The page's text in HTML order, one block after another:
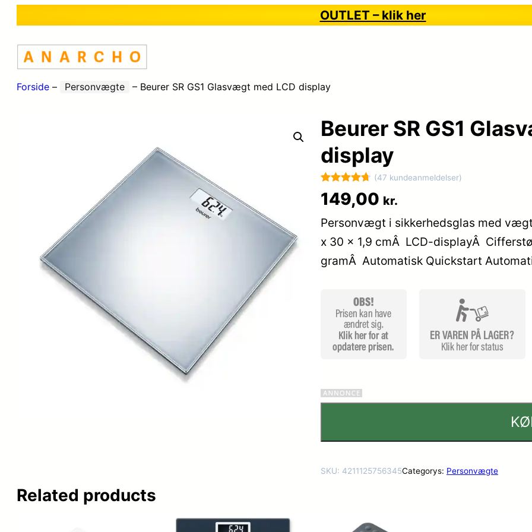
OUTLET – klik her
Forside – Personvægte – Beurer SR GS1 Glasvægt med LCD display
Beurer SR GS1
display
Bedømt
som4.7
ud af 5
baseret på
47
mmelser
(47 kundeanmeldelser)
149,00 kr.
Personvægt i sikkerhedsglas med
x 30 x 1,9 cmÂ LCD-displayÂ
gramÂ Automatisk Quickstart
SKU: 4211125756345Categorys: Personvægte
Related products